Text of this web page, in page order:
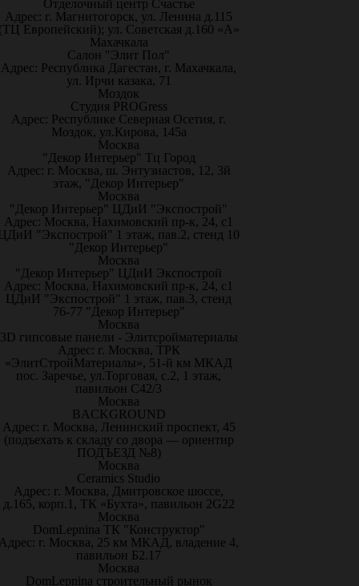
Отделочный центр Счастье
Адрес: г. Магнитогорск, ул. Ленина д.115
Европейский); ул. Советская д.160 «А»
Махачкала
Салон "Элит Пол"
Адрес: Республика Дагестан, г. Махачкала,
ул. Ирчи казака, 71
Моздок
Студия PROGress
Адрес: Республике Северная Осетия, г.
Моздок, ул.Кирова, 145а
Москва
"Декор Интерьер" Тц Город
Адрес: г. Москва, ш. Энтузиастов, 12, 3й
этаж, "Декор Интерьер"
Москва
"Декор Интерьер" ЦДиИ "Экспострой"
Адрес: Москва, Нахимовский пр-к, 24, с1
"Экспострой" 1 этаж, пав.2, стенд 10
"Декор Интерьер"
Москва
"Декор Интерьер" ЦДиИ Экспострой
Адрес: Москва, Нахимовский пр-к, 24, с1
ЦДиИ "Экспострой" 1 этаж, пав.3, стенд
76-77 "Декор Интерьер"
Москва
3D гипсовые панели - Элитсройматериалы
Адрес: г. Москва, ТРК
«ЭлитСтройМатериалы», 51-й км МКАД
пос. Заречье, ул.Торговая, с.2, 1 этаж,
павильон С42/3
Москва
BACKGROUND
Адрес: г. Москва, Ленинский проспект, 45
(подъехать к складу со двора — ориентир
ПОДЪЕЗД №8)
Москва
Ceramics Studio
Адрес: г. Москва, Дмитровское шоссе,
д.165, корп.1, ТК «Бухта», павильон 2G22
Москва
DomLepnina ТК "Конструктор"
г. Москва, 25 км МКАД, владение 4,
павильон Б2.17
Москва
DomLepnina строительный рынок